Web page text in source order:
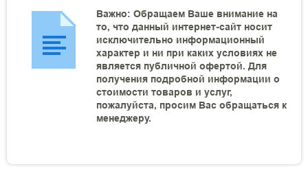
Важно: Обращаем Ваше внимание на
то, что данный интернет-сайт носит
исключительно информационный
характер и ни при каких условиях не
является публичной офертой. Для
получения подробной информации о
стоимости товаров и услуг,
пожалуйста, просим Вас обращаться к
менеджеру.